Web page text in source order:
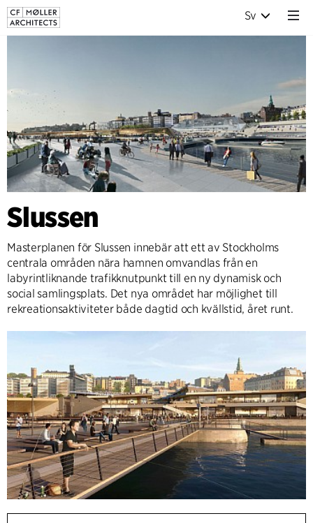
Sv
Slussen
Masterplanen för Slussen innebär att ett av Stockholms
centrala områden nära hamnen omvandlas från en
labyrintliknande trafikknutpunkt till en ny dynamisk och
social samlingsplats. Det nya området har möjlighet till
rekreationsaktiviteter både dagtid och kvällstid, året runt.